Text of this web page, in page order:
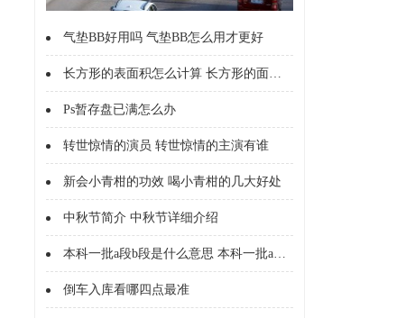
气垫BB好用吗 气垫BB怎么用才更好
长方形的表面积怎么计算 长方形的面积怎么计算的
Ps暂存盘已满怎么办
转世惊情的演员 转世惊情的主演有谁
新会小青柑的功效 喝小青柑的几大好处
中秋节简介 中秋节详细介绍
本科一批a段b段是什么意思 本科一批a段b段什么意思
倒车入库看哪四点最准